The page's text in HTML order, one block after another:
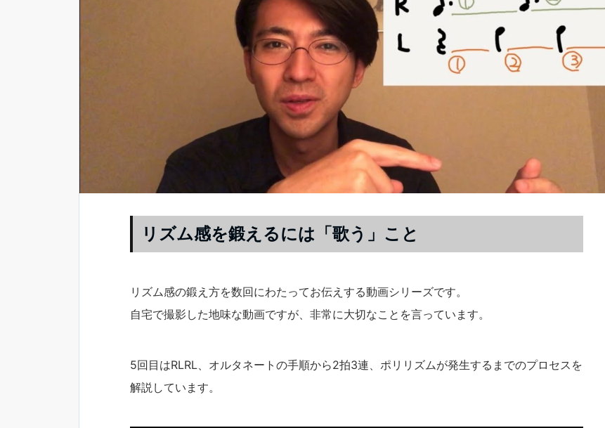
リズム感を鍛えるには「歌う」こと
リズム感の鍛え方を数回にわたってお伝えする動画シリーズです。
自宅で撮影した地味な動画ですが、非常に大切なことを言っています。
5回目はRLRL、オルタネートの手順から2拍3連、ポリリズムが発生するまでのプロセスを
解説しています。